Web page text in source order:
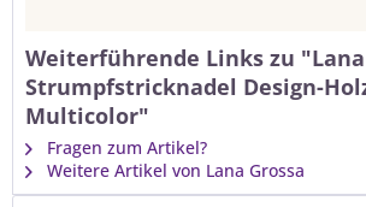
Weiterführende Links zu "Lana
Strumpfstricknadel Design-
Multicolor"
Fragen zum Artikel?
Weitere Artikel von Lana Grossa